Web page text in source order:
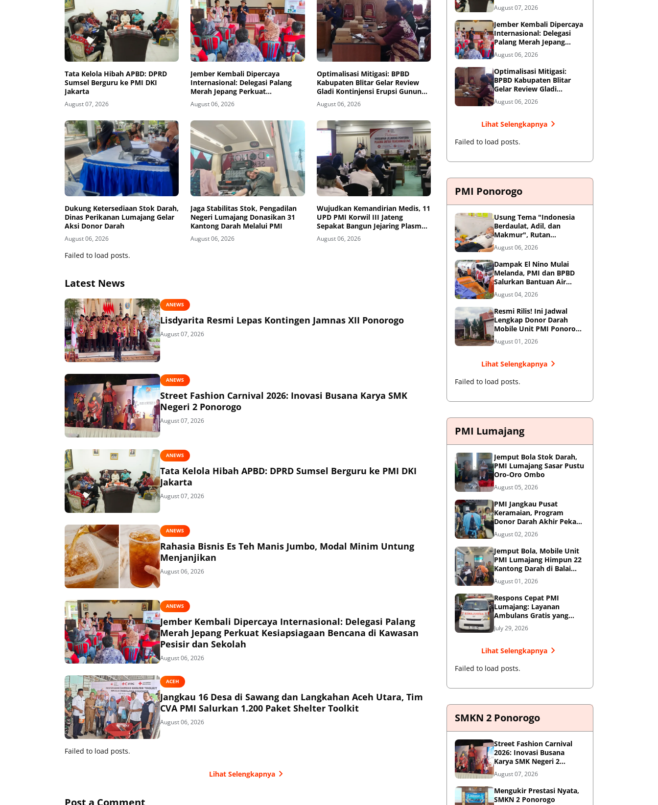
Tata Kelola Hibah APBD: DPRD
Sumsel Berguru ke PMI DKI
Jakarta
August 07, 2026
Jember Kembali Dipercaya
Internasional: Delegasi Palang
Merah Jepang Perkuat
Kesiapsiagaan Bencana di
Kawasan Pesisir dan Sekolah
August 06, 2026
Optimalisasi Mitigasi: BPBD
Kabupaten Blitar Gelar Review
Gladi Kontinjensi Erupsi Gunung
Kelud
August 06, 2026
Dukung Ketersediaan Stok Darah,
Dinas Perikanan Lumajang Gelar
Aksi Donor Darah
August 06, 2026
Jaga Stabilitas Stok, Pengadilan
Negeri Lumajang Donasikan 31
Kantong Darah Melalui PMI
August 06, 2026
Wujudkan Kemandirian Medis, 11
UPD PMI Korwil III Jateng
Sepakat Bangun Jejaring Plasma
Fraksionasi Berkualitas CPOB
August 06, 2026
Failed to load posts.
Latest News
ANEWS
Lisdyarita Resmi Lepas Kontingen Jamnas XII Ponorogo
August 07, 2026
ANEWS
Street Fashion Carnival 2026: Inovasi Busana Karya SMK
Negeri 2 Ponorogo
August 07, 2026
ANEWS
Tata Kelola Hibah APBD: DPRD Sumsel Berguru ke PMI DKI
Jakarta
August 07, 2026
ANEWS
Rahasia Bisnis Es Teh Manis Jumbo, Modal Minim Untung
Menjanjikan
August 06, 2026
ANEWS
Jember Kembali Dipercaya Internasional: Delegasi Palang
Merah Jepang Perkuat Kesiapsiagaan Bencana di Kawasan
Pesisir dan Sekolah
August 06, 2026
ACEH
Jangkau 16 Desa di Sawang dan Langkahan Aceh Utara, Tim
CVA PMI Salurkan 1.200 Paket Shelter Toolkit
August 06, 2026
Failed to load posts.
Lihat Selengkapnya
Post a Comment
August 07, 2026
Jember Kembali Dipercaya
Internasional: Delegasi
Palang Merah Jepang
Perkuat Kesiapsiagaan
Bencana di Kawasan
Pesisir dan Sekolah
August 06, 2026
Optimalisasi Mitigasi:
BPBD Kabupaten Blitar
Gelar Review Gladi
Kontinjensi Erupsi Gunung
Kelud
August 06, 2026
Lihat Selengkapnya
Failed to load posts.
PMI Ponorogo
Usung Tema "Indonesia
Berdaulat, Adil, dan
Makmur", Rutan
Ponorogo Gelar Donor
Darah Kemanusiaan
Sambut HUT RI ke-81
August 06, 2026
Dampak El Nino Mulai
Melanda, PMI dan BPBD
Salurkan Bantuan Air
Bersih ke Desa Terdampak
di Ponorogo
August 04, 2026
Resmi Rilis! Ini Jadwal
Lengkap Donor Darah
Mobile Unit PMI Ponorogo
Agustus 2026
August 01, 2026
Lihat Selengkapnya
Failed to load posts.
PMI Lumajang
Jemput Bola Stok Darah,
PMI Lumajang Sasar Pustu
Oro-Oro Ombo
August 05, 2026
PMI Jangkau Pusat
Keramaian, Program
Donor Darah Akhir Pekan
di GM Plaza Lumajang
Disambut Antusias
August 02, 2026
Jemput Bola, Mobile Unit
PMI Lumajang Himpun 22
Kantong Darah di Balai
Desa Jatirejo Kunir
August 01, 2026
Respons Cepat PMI
Lumajang: Layanan
Ambulans Gratis yang
Wajib Diketahui Warga
July 29, 2026
Lihat Selengkapnya
Failed to load posts.
SMKN 2 Ponorogo
Street Fashion Carnival
2026: Inovasi Busana
Karya SMK Negeri 2
Ponorogo
August 07, 2026
Mengukir Prestasi Nyata,
SMKN 2 Ponorogo